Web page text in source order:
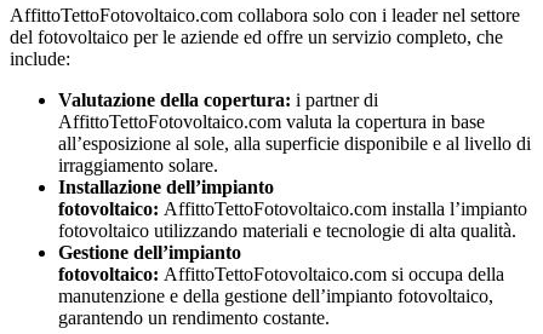
AffittoTettoFotovoltaico.com collabora solo con i leader nel settore
del fotovoltaico per le aziende ed offre un servizio completo, che
include:
Valutazione della copertura: i partner di
AffittoTettoFotovoltaico.com valuta la copertura in base
all’esposizione al sole, alla superficie disponibile e al livello di
irraggiamento solare.
Installazione dell’impianto
fotovoltaico: AffittoTettoFotovoltaico.com installa l’impianto
fotovoltaico utilizzando materiali e tecnologie di alta qualità.
Gestione dell’impianto
fotovoltaico: AffittoTettoFotovoltaico.com si occupa della
manutenzione e della gestione dell’impianto fotovoltaico,
garantendo un rendimento costante.